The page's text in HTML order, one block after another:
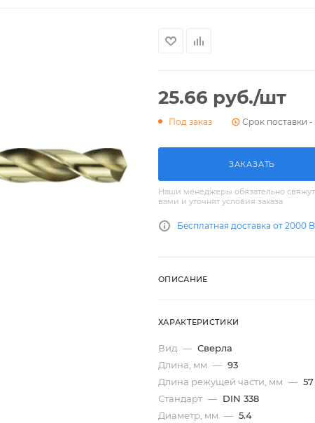
25.66 руб./шт
Под заказ Срок поставки -
ЗАКАЗАТЬ
Наши менеджеры обязательно
вами и уточнят условия заказа
Бесплатная доставка от 2000
ОПИСАНИЕ
ХАРАКТЕРИСТИКИ
Вид — Сверла
Длина, мм — 93
Длина режущей части, мм — 57
Стандарт — DIN 338
Диаметр, мм — 5.4